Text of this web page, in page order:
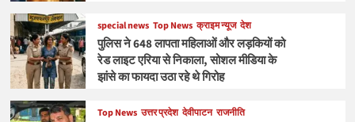
special news Top News क्राइम न्यूज देश
पुलिस ने 648 लापता महिलाओं और लड़कियों को
रेड लाइट एरिया से निकाला, सोशल मीडिया के
झांसे का फायदा उठा रहे थे गिरोह
Top News उत्तर प्रदेश देवीपाटन राजनीति